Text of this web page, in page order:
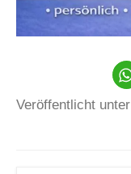
Veröffentlicht unter